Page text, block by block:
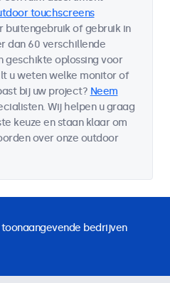
touchscreens
buitengebruik of gebruik in
dan 60 verschillende
geschikte oplossing voor
u weten welke monitor of
bij uw project? Neem
Wij helpen u graag
keuze en staan klaar om
over onze outdoor
bedrijven